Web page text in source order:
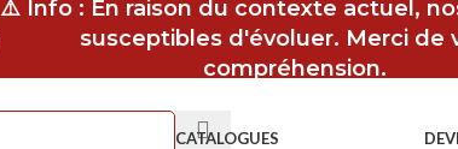
⚠️ Info : En raison du contexte actuel,
susceptibles d'évoluer. Merci de
compréhension.
CATALOGUES